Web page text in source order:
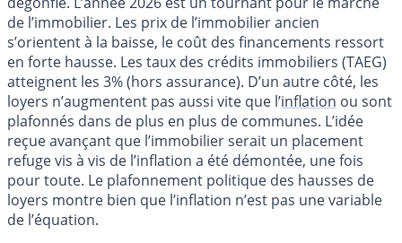
de l’immobilier. Les prix de l’immobilier ancien
s’orientent à la baisse, le coût des financements ressort
en forte hausse. Les taux des crédits immobiliers (TAEG)
atteignent les 3% (hors assurance). D’un autre côté, les
loyers n’augmentent pas aussi vite que l’inflation ou sont
plafonnés dans de plus en plus de communes. L’idée
reçue avançant que l’immobilier serait un placement
refuge vis à vis de l’inflation a été démontée, une fois
pour toute. Le plafonnement politique des hausses de
loyers montre bien que l’inflation n’est pas une variable
de l’équation.